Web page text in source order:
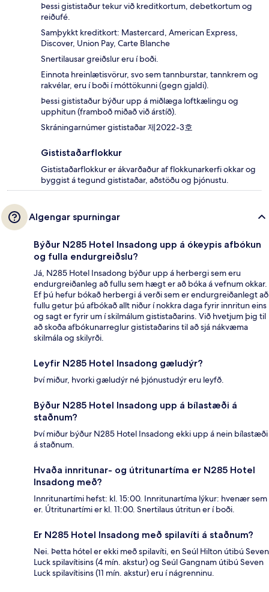
Þessi gististaður tekur við kreditkortum, debetkortum og
reiðufé.
Samþykkt kreditkort: Mastercard, American Express,
Discover, Union Pay, Carte Blanche
Snertilausar greiðslur eru í boði.
Einnota hreinlætisvörur, svo sem tannburstar, tannkrem og
rakvélar, eru í boði í móttökunni (gegn gjaldi).
Þessi gististaður býður upp á miðlæga loftkælingu og
upphitun (framboð miðað við árstíð).
Skráningarnúmer gististaðar 제2022-3호
Gististaðarflokkur
Gististaðarflokkur er ákvarðaður af flokkunarkerfi okkar og
byggist á tegund gististaðar, aðstöðu og þjónustu.
Algengar spurningar
Býður N285 Hotel Insadong upp á ókeypis afbókun
og fulla endurgreiðslu?
Já, N285 Hotel Insadong býður upp á herbergi sem eru
endurgreiðanleg að fullu sem hægt er að bóka á vefnum okkar.
Ef þú hefur bókað herbergi á verði sem er endurgreiðanlegt að
fullu getur þú afbókað allt niður í nokkra daga fyrir innritun eins
og sagt er fyrir um í skilmálum gististaðarins. Við hvetjum þig til
að skoða afbókunarreglur gististaðarins til að sjá nákvæma
skilmála og skilyrði.
Leyfir N285 Hotel Insadong gæludýr?
Því miður, hvorki gæludýr né þjónustudýr eru leyfð.
Býður N285 Hotel Insadong upp á bílastæði á
staðnum?
Því miður býður N285 Hotel Insadong ekki upp á nein bílastæði
á staðnum.
Hvaða innritunar- og útritunartíma er N285 Hotel
Insadong með?
Innritunartími hefst: kl. 15:00. Innritunartíma lýkur: hvenær sem
er. Útritunartími er kl. 11:00. Snertilaus útritun er í boði.
Er N285 Hotel Insadong með spilavíti á staðnum?
Nei. Þetta hótel er ekki með spilavíti, en Seúl Hilton útibú Seven
Luck spilavítisins (4 mín. akstur) og Seúl Gangnam útibú Seven
Luck spilavítisins (11 mín. akstur) eru í nágrenninu.